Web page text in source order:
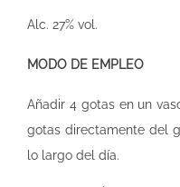
Alc. 27% vol.
MODO DE EMPLEO
Añadir 4 gotas en un
gotas directamente del
lo largo del día.